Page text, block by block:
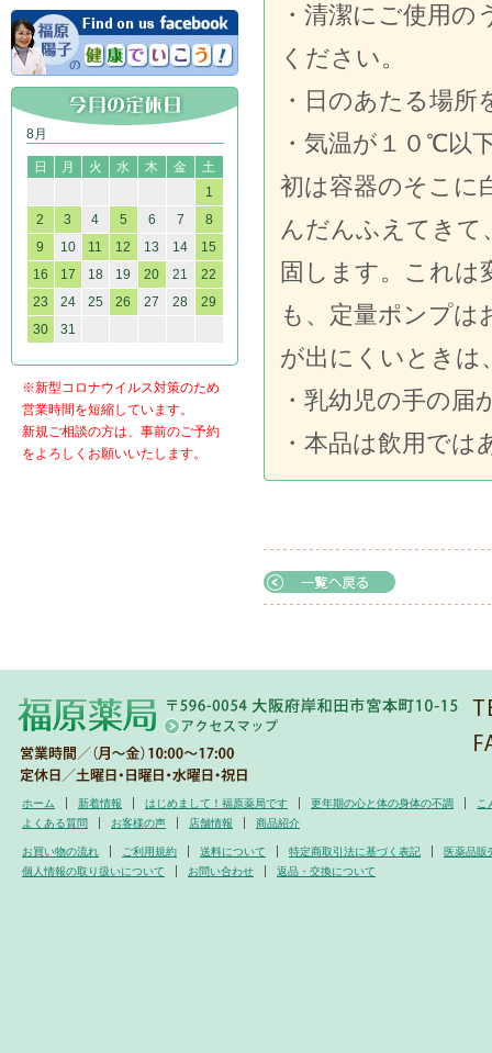
・清潔にご使用
ください。
・日のあたる場
・気温が１０℃以
初は容器のそこに
んだんふえてき
固します。これは
も、定量ポンプ
が出にくいときは
・乳幼児の手の
・本品は飲用では
8月
日 月 火 水 木 金
土
1
2
3 4 5 6 7
8
9
10 11 12 13 14
15
16
17 18 19 20 21
22
23
24 25 26 27 28
29
30
31
※新型コロナウイルス対策のため
営業時間を短縮しています。
新規ご相談の方は、事前のご予約
をよろしくお願いいたします。
ホーム 新着情報 はじめまして！福原薬局です 更年期の心と体の身体の不調
こ
よくある質問
お客様の声 店舗情報 商品紹介
お買い物の流れ ご利用規約 送料について 特定商取引法に基づく表記
医薬品販
個人情報の取り扱いについて
お問い合わせ 返品・交換について